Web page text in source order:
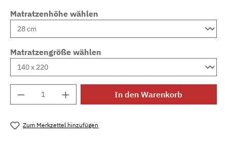
Matratzenhöhe wählen
Matratzengröße wählen
Produkt Anzahl: Gib den gewünschten
In den Warenkorb
Zum Merkzettel hinzufügen